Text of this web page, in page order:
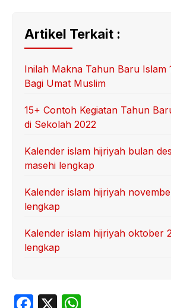
Artikel Terkait :
Inilah Makna Tahun Baru Islam
Bagi Umat Muslim
15+ Contoh Kegiatan Tahun
di Sekolah 2022
Kalender islam hijriyah bulan
masehi lengkap
Kalender islam hijriyah
lengkap
Kalender islam hijriyah oktober
lengkap